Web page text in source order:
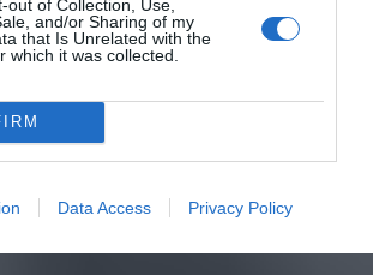
out of Collection, Use,
and/or Sharing of my
that Is Unrelated with the
which it was collected.
Data Access Privacy Policy